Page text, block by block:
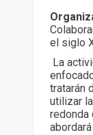
el siglo
La
tratarán
utilizar
redonda